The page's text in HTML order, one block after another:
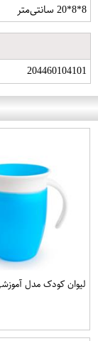
8*8*20 سانتی‌متر
204460104101
لیوان کودک مدل آموزشی